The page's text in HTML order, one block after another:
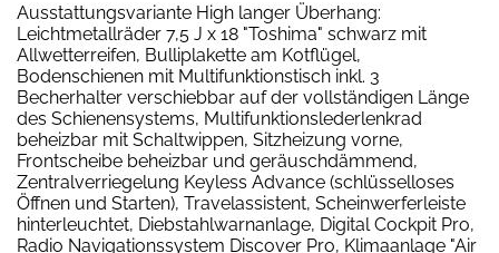
Ausstattungsvariante High langer Überhang:
Leichtmetallräder 7,5 J x 18 "Toshima" schwarz mit
Allwetterreifen, Bulliplakette am Kotflügel,
Bodenschienen mit Multifunktionstisch inkl. 3
Becherhalter verschiebbar auf der vollständigen Länge
des Schienensystems, Multifunktionslederlenkrad
beheizbar mit Schaltwippen, Sitzheizung vorne,
Frontscheibe beheizbar und geräuschdämmend,
Zentralverriegelung Keyless Advance (schlüsselloses
Öffnen und Starten), Travelassistent, Scheinwerferleiste
hinterleuchtet, Diebstahlwarnanlage, Digital Cockpit Pro,
Radio Navigationssystem Discover Pro, Klimaanlage "Air